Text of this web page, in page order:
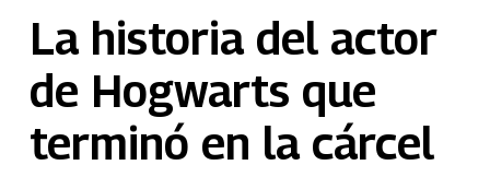
La historia del actor
de Hogwarts que
terminó en la cárcel